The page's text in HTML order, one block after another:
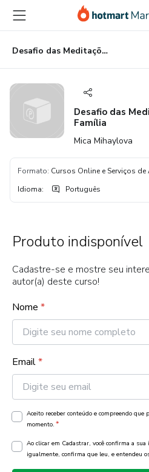
para
conteúdo
principal
para
pagamento
para
rodapé
Desafio das Meditações Guiadas em Família
Desafio das
Família
Mica Mihaylova
Formato: Cursos Online e Serviços
Idioma: Português
Produto indisponível
Cadastre-se e mostre seu
autor(a) deste curso!
Nome *
Email*
Aceito receber conteúdo e compreendo que
momento. *
Ao clicar em Cadastrar, você confirma a sua
igualmente, confirma que leu, e entendeu